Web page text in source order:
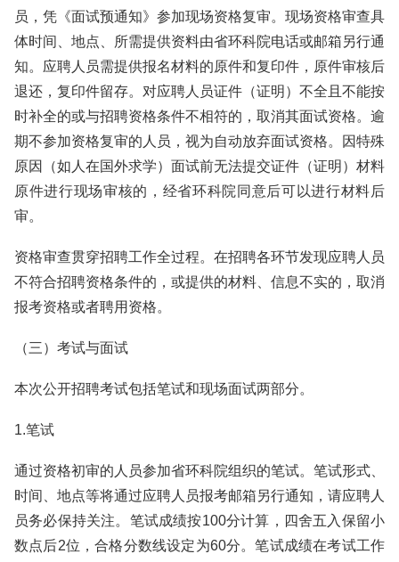
员，凭《面试预通知》参加现场资格复审。现场资格审查具
体时间、地点、所需提供资料由省环科院电话或邮箱另行通
知。应聘人员需提供报名材料的原件和复印件，原件审核后
退还，复印件留存。对应聘人员证件（证明）不全且不能按
时补全的或与招聘资格条件不相符的，取消其面试资格。逾
期不参加资格复审的人员，视为自动放弃面试资格。因特殊
原因（如人在国外求学）面试前无法提交证件（证明）材料
原件进行现场审核的，经省环科院同意后可以进行材料后
审。
资格审查贯穿招聘工作全过程。在招聘各环节发现应聘人员
不符合招聘资格条件的，或提供的材料、信息不实的，取消
报考资格或者聘用资格。
（三）考试与面试
本次公开招聘考试包括笔试和现场面试两部分。
1.笔试
通过资格初审的人员参加省环科院组织的笔试。笔试形式、
时间、地点等将通过应聘人员报考邮箱另行通知，请应聘人
员务必保持关注。笔试成绩按100分计算，四舍五入保留小
数点后2位，合格分数线设定为60分。笔试成绩在考试工作